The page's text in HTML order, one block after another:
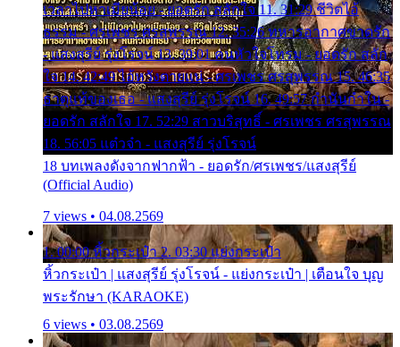
เวลาไปหาเมียน้อย - ยอดรัก สลักใจ 11. 31:29 ชีวิตไอ้
ธรรม - ศรเพชร ศรสุพรรณ 12. 35:26 ทหารอากาศขาดรัก
- แสงสุรีย์ รุ่งโรจน์ 13. 39:01 คนหัวใจโทรม - ยอดรัก สลัก
ใจ 14. 42:49 ไอ้หวังตายแน่ - ศรเพชร ศรสุพรรณ 15. 46:35
ธาตุแท้ของเธอ - แสงสุรีย์ รุ่งโรจน์ 16. 49:57 กำนันกำใน -
ยอดรัก สลักใจ 17. 52:29 สาวบริสุทธิ์ - ศรเพชร ศรสุพรรณ
18. 56:05 แต๋วจ๋า - แสงสุรีย์ รุ่งโรจน์
18 บทเพลงดังจากฟากฟ้า - ยอดรัก/ศรเพชร/แสงสุรีย์
(Official Audio)
7 views • 04.08.2569
1. 00:00 หิ้วกระเป๋า 2. 03:30 แย่งกระเป๋า
หิ้วกระเป๋า | แสงสุรีย์ รุ่งโรจน์ - แย่งกระเป๋า | เตือนใจ บุญ
พระรักษา (KARAOKE)
6 views • 03.08.2569